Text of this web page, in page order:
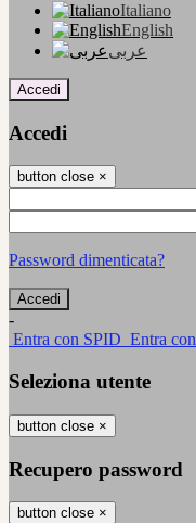
Italiano
English
عربى
Accedi
Accedi
button close ×
Password dimenticata?
-
Entra con SPID Entra
Seleziona utente
button close ×
Recupero password
button close ×